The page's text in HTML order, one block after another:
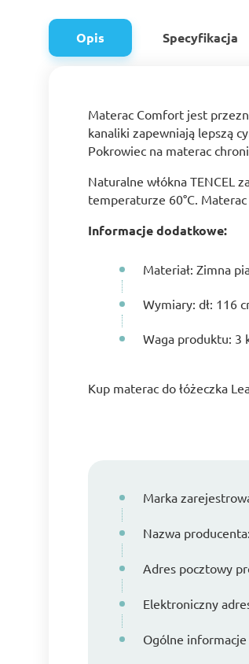
Opis Specyfikacja
Materac Comfort jest
kanaliki zapewniają lepszą
Pokrowiec na materac
Naturalne włókna TENCEL
temperaturze 60°C.
Informacje dodatkowe:
Materiał: Zimna
Wymiary: dł: 116
Waga produktu: 3
Kup materac do łóżeczka
Marka
Nazwa producenta:
Adres pocztowy
Elektroniczny
Ogólne